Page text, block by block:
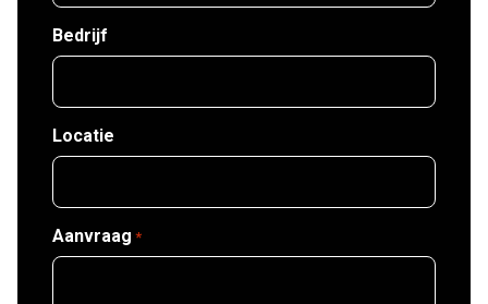
Bedrijf
Locatie
Aanvraag *